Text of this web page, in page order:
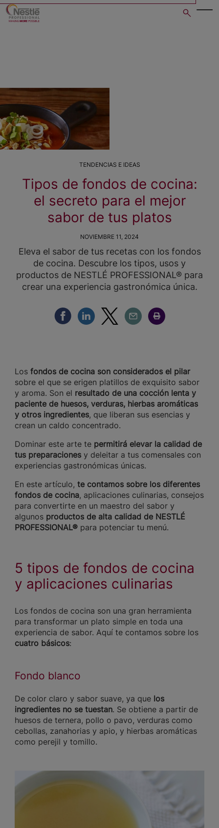
Skip
TENDENCIAS E IDEAS
Tipos de fondos de cocina:
el secreto para el mejor
sabor de tus platos
NOVIEMBRE 11, 2024
Eleva el sabor de tus recetas con los fondos
de cocina. Descubre los tipos, usos y
productos de NESTLÉ PROFESSIONAL® para
crear una experiencia gastronómica única.
Compartir Facebook
Compartir Linkedin
Compartir Twitter
Compartir Email
Compartir Imprimir
Los fondos de cocina son considerados el pilar
sobre el que se erigen platillos de exquisito sabor
y aroma. Son el resultado de una cocción lenta y
paciente de huesos, verduras, hierbas aromáticas
y otros ingredientes, que liberan sus esencias y
crean un caldo concentrado.
Dominar este arte te permitirá elevar la calidad de
tus preparaciones y deleitar a tus comensales con
experiencias gastronómicas únicas.
En este artículo, te contamos sobre los diferentes
fondos de cocina, aplicaciones culinarias, consejos
para convertirte en un maestro del sabor y
algunos productos de alta calidad de NESTLÉ
PROFESSIONAL® para potenciar tu menú.
5 tipos de fondos de cocina
y aplicaciones culinarias
Los fondos de cocina son una gran herramienta
para transformar un plato simple en toda una
experiencia de sabor. Aquí te contamos sobre los
cuatro básicos:
Fondo blanco
De color claro y sabor suave, ya que los
ingredientes no se tuestan. Se obtiene a partir de
huesos de ternera, pollo o pavo, verduras como
cebollas, zanahorias y apio, y hierbas aromáticas
como perejil y tomillo.